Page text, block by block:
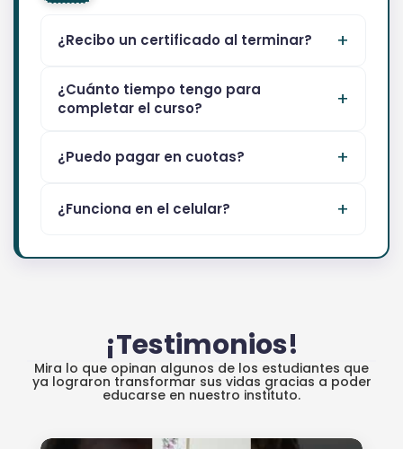
¿Recibo un certificado al terminar?
¿Cuánto tiempo tengo para
completar el curso?
¿Puedo pagar en cuotas?
¿Funciona en el celular?
¡Testimonios!
Mira lo que opinan algunos de los estudiantes que
ya lograron transformar sus vidas gracias a poder
educarse en nuestro instituto.